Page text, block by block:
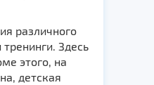
различного
Здесь
этого, на
детская